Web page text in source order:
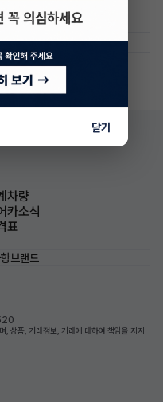
차량
카소식
표
브랜드
, 상품, 거래정보, 거래에 대하여 책임을 지지
닫기